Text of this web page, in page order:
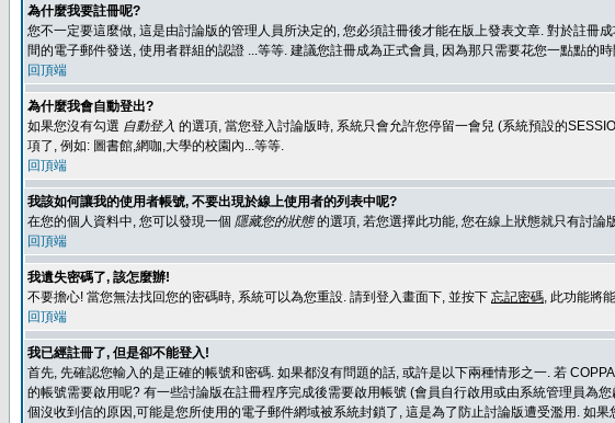
為什麼我要註冊呢?
您不一定要這麼做, 這是由討論版的管理人員所決定的, 您必須註冊後才能在版上發表文章. 對於註冊
間的電子郵件發送, 使用者群組的認證 ...等等. 建議您註冊成為正式會員, 因為那只需要花您一點點的
回頂端
為什麼我會自動登出?
如果您沒有勾選 自動登入 的選項, 當您登入討論版時, 系統只會允許您停留一會兒 (系統預設的
項了, 例如: 圖書館,網咖,大學的校園內...等等.
回頂端
我該如何讓我的使用者帳號, 不要出現於線上使用者的列表中呢?
在您的個人資料中, 您可以發現一個 隱藏您的狀態的選項, 若您選擇此功能, 您在線上狀態就只有討論
回頂端
我遺失密碼了, 該怎麼辦!
不要擔心! 當您無法找回您的密碼時, 系統可以為您重設. 請到登入畫面下, 並按下 忘記密碼, 此功能將
回頂端
我已經註冊了, 但是卻不能登入!
首先, 先確認您輸入的是正確的帳號和密碼. 如果都沒有問題的話, 或許是以下兩種情形之一. 若
的帳號需要啟用呢? 有一些討論版在註冊程序完成後需要啟用帳號 (會員自行啟用或由系統管理員為
個沒收到信的原因,可能是您所使用的電子郵件網域被系統封鎖了, 這是為了防止討論版遭受濫用. 如